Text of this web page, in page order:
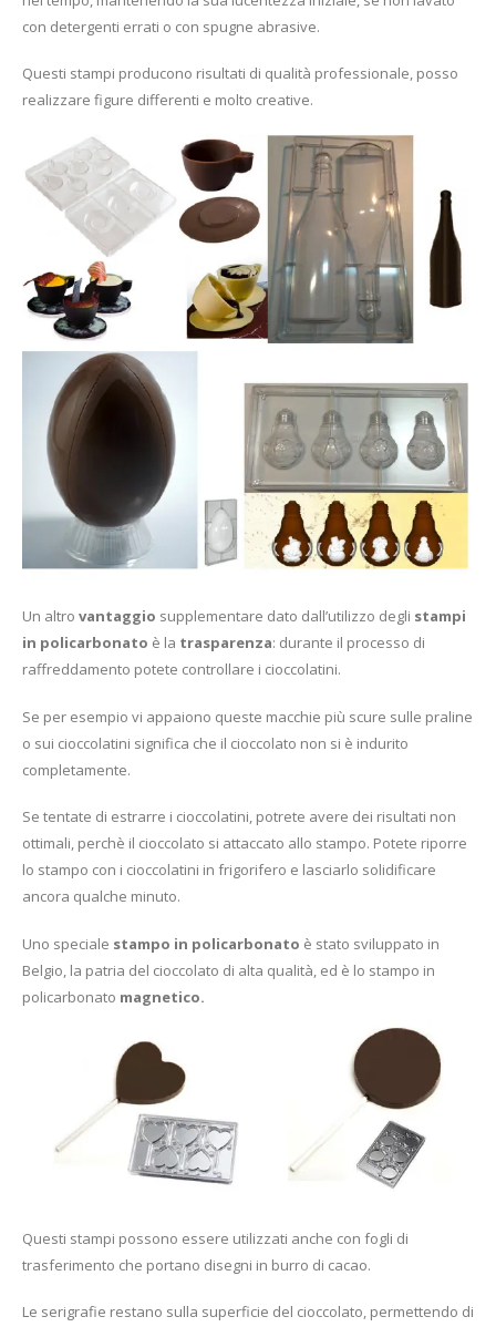
con detergenti errati o con spugne abrasive.
Questi stampi producono risultati di qualità professionale, posso
realizzare figure differenti e molto creative.
Un altro vantaggio supplementare dato dall’utilizzo degli stampi
in policarbonato è la trasparenza: durante il processo di
raffreddamento potete controllare i cioccolatini.
Se per esempio vi appaiono queste macchie più scure sulle praline
o sui cioccolatini significa che il cioccolato non si è indurito
completamente.
Se tentate di estrarre i cioccolatini, potrete avere dei risultati non
ottimali, perchè il cioccolato si attaccato allo stampo. Potete riporre
lo stampo con i cioccolatini in frigorifero e lasciarlo solidificare
ancora qualche minuto.
Uno speciale stampo in policarbonato è stato sviluppato in
Belgio, la patria del cioccolato di alta qualità, ed è lo stampo in
policarbonato magnetico.
Questi stampi possono essere utilizzati anche con fogli di
trasferimento che portano disegni in burro di cacao.
Le serigrafie restano sulla superficie del cioccolato, permettendo di